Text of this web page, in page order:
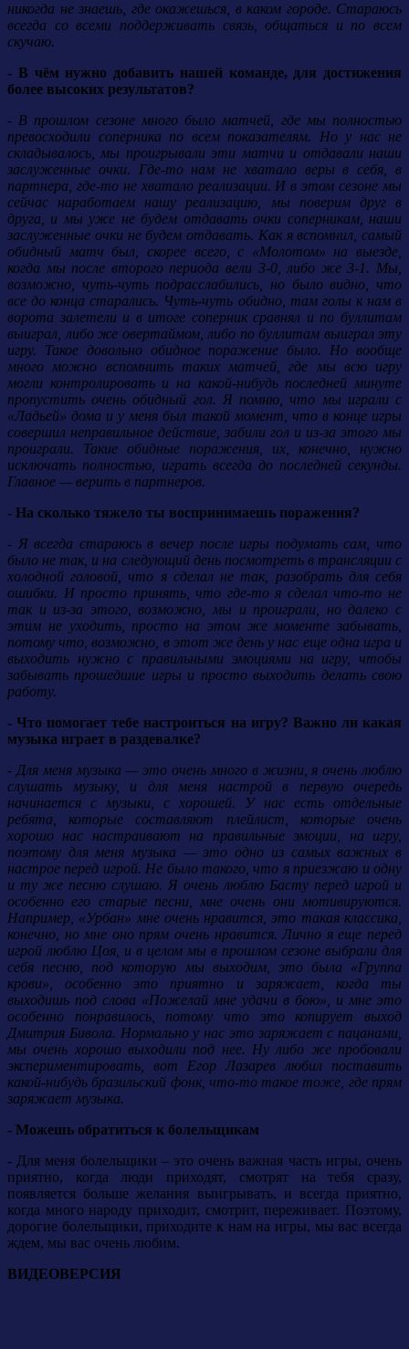
никогда не знаешь, где окажешься, в каком городе. Стараюсь
всегда со всеми поддерживать связь, общаться и по всем
скучаю.
- В чём нужно добавить нашей команде, для достижения
более высоких результатов?
- В прошлом сезоне много было матчей, где мы полностью
превосходили соперника по всем показателям. Но у нас не
складывалось, мы проигрывали эти матчи и отдавали наши
заслуженные очки. Где-то нам не хватало веры в себя, в
партнера, где-то не хватало реализации. И в этом сезоне мы
сейчас наработаем нашу реализацию, мы поверим друг в
друга, и мы уже не будем отдавать очки соперникам, наши
заслуженные очки не будем отдавать. Как я вспомнил, самый
обидный матч был, скорее всего, с «Молотом» на выезде,
когда мы после второго периода вели 3-0, либо же 3-1. Мы,
возможно, чуть-чуть подрасслабились, но было видно, что
все до конца старались. Чуть-чуть обидно, там голы к нам в
ворота залетели и в итоге соперник сравнял и по буллитам
выиграл, либо же овертаймом, либо по буллитам выиграл эту
игру. Такое довольно обидное поражение было. Но вообще
много можно вспомнить таких матчей, где мы всю игру
могли контролировать и на какой-нибудь последней минуте
пропустить очень обидный гол. Я помню, что мы играли с
«Ладьей» дома и у меня был такой момент, что в конце игры
совершил неправильное действие, забили гол и из-за этого мы
проиграли. Такие обидные поражения, их, конечно, нужно
исключать полностью, играть всегда до последней секунды.
Главное — верить в партнеров.
- На сколько тяжело ты воспринимаешь поражения?
- Я всегда стараюсь в вечер после игры подумать сам, что
было не так, и на следующий день посмотреть в трансляции с
холодной головой, что я сделал не так, разобрать для себя
ошибки. И просто принять, что где-то я сделал что-то не
так и из-за этого, возможно, мы и проиграли, но далеко с
этим не уходить, просто на этом же моменте забывать,
потому что, возможно, в этот же день у нас еще одна игра и
выходить нужно с правильными эмоциями на игру, чтобы
забывать прошедшие игры и просто выходить делать свою
работу.
- Что помогает тебе настроиться на игру? Важно ли какая
музыка играет в раздевалке?
- Для меня музыка — это очень много в жизни, я очень люблю
слушать музыку, и для меня настрой в первую очередь
начинается с музыки, с хорошей. У нас есть отдельные
ребята, которые составляют плейлист, которые очень
хорошо нас настраивают на правильные эмоции, на игру,
поэтому для меня музыка — это одно из самых важных в
настрое перед игрой. Не было такого, что я приезжаю и одну
и ту же песню слушаю. Я очень люблю Басту перед игрой и
особенно его старые песни, мне очень они мотивируются.
Например, «Урбан» мне очень нравится, это такая классика,
конечно, но мне оно прям очень нравится. Лично я еще перед
игрой люблю Цоя, и в целом мы в прошлом сезоне выбрали для
себя песню, под которую мы выходим, это была «Группа
крови», особенно это приятно и заряжает, когда ты
выходишь под слова «Пожелай мне удачи в бою», и мне это
особенно понравилось, потому что это копирует выход
Дмитрия Бивола. Нормально у нас это заряжает с пацанами,
мы очень хорошо выходили под нее. Ну либо же пробовали
экспериментировать, вот Егор Лазарев любил поставить
какой-нибудь бразильский фонк, что-то такое тоже, где прям
заряжает музыка.
- Можешь обратиться к болельщикам
- Для меня болельщики – это очень важная часть игры, очень
приятно, когда люди приходят, смотрят на тебя сразу,
появляется больше желания выигрывать, и всегда приятно,
когда много народу приходит, смотрит, переживает. Поэтому,
дорогие болельщики, приходите к нам на игры, мы вас всегда
ждем, мы вас очень любим.
ВИДЕОВЕРСИЯ